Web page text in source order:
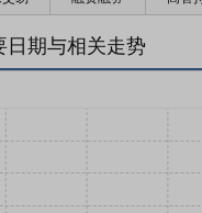
日期与相关走势